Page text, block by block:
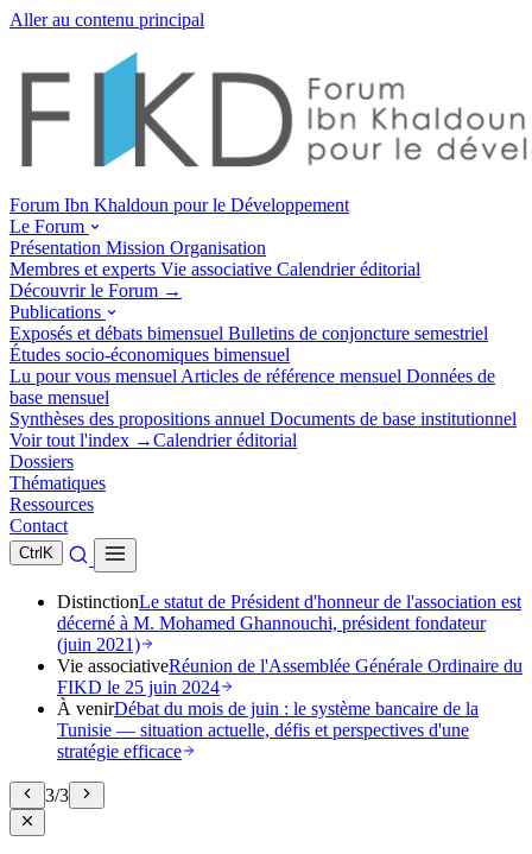
Aller au contenu principal
Forum Ibn Khaldoun pour le Développement
Le Forum
Présentation Mission Organisation
Membres et experts Vie associative Calendrier éditorial
Découvrir le Forum →
Publications
Exposés et débats bimensuel Bulletins de conjoncture semestriel
Études socio-économiques bimensuel
Lu pour vous mensuel Articles de référence mensuel Données de
base mensuel
Synthèses des propositions annuel Documents de base institutionnel
Voir tout l'index →Calendrier éditorial
Dossiers
Thématiques
Ressources
Contact
Ctrl K
DistinctionLe statut de Président d'honneur de l'association est
décerné à M. Mohamed Ghannouchi, président fondateur
(juin 2021)
Vie associativeRéunion de l'Assemblée Générale Ordinaire du
FIKD le 25 juin 2024
À venirDébat du mois de juin : le système bancaire de la
Tunisie — situation actuelle, défis et perspectives d'une
stratégie efficace
3/3